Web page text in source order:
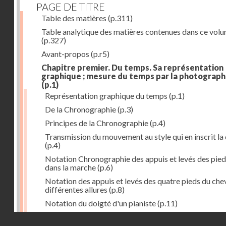
PAGE DE TITRE
Table des matières (p.311)
Table analytique des matières contenues dans ce
(p.327)
Avant-propos (p.r5)
Chapitre premier. Du temps. Sa représentation
graphique ; mesure du temps par la
(p.1)
Représentation graphique du temps (p.1)
De la Chronographie(p.3)
Principes de la Chronographie(p.4)
Transmission du mouvement au style qui en inscrit la
(p.4)
Notation Chronographie des appuis et levés des
dans la marche(p.6)
Notation des appuis et levés des quatre pieds du
différentes allures (p.8)
Notation du doigté d'un pianiste(p.11)